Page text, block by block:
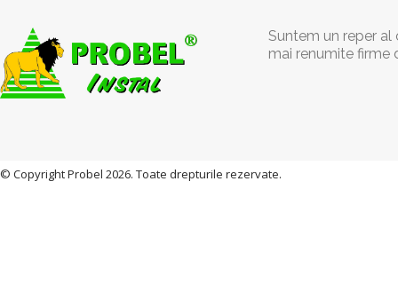
Suntem un reper
mai renumite firme
© Copyright Probel 2026. Toate drepturile rezervate.